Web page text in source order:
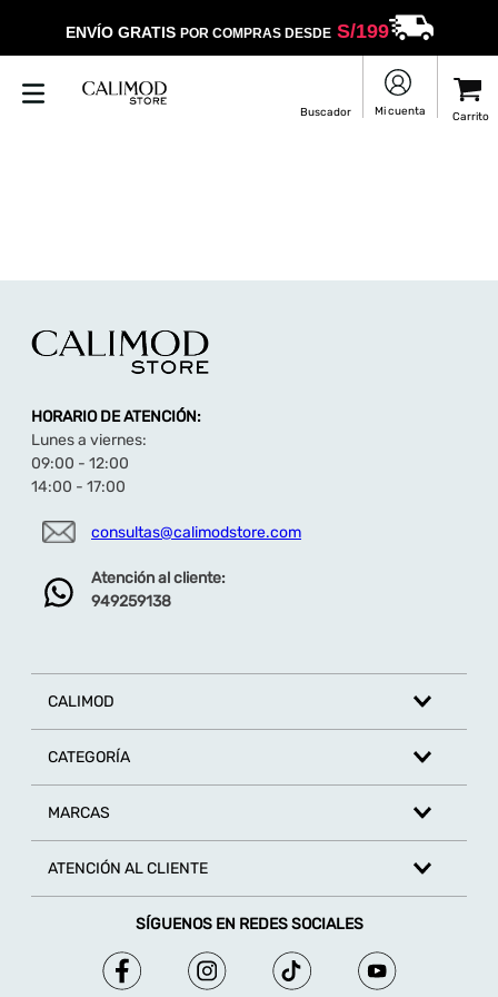
ENVÍO GRATIS POR COMPRAS DESDES/199
HORARIO DE ATENCIÓN:
Lunes a viernes:
09:00 - 12:00
14:00 - 17:00
consultas@calimodstore.com
Atención al cliente:
949259138
CALIMOD
CATEGORÍA
MARCAS
ATENCIÓN AL CLIENTE
SÍGUENOS EN REDES SOCIALES